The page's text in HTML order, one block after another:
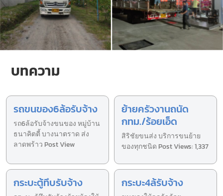
บทความ
รถขนของ6ล้อรับจ้าง
รถ6ล้อรับจ้างขนของ หมู่บ้าน
ธนาคิตตี้ บางนาตราด ส่ง
ลาดพร้าว Post View
ย้ายครัวงานถนัด
กทม./ร้อยเอ็ด
สิริชัยขนส่ง บริการขนย้าย
ของทุกชนิด Post Views: 1,337
กระบะตู้ทึบรับจ้าง กระบะ4ล้รับจ้าง